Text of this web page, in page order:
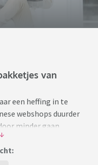
van
een heffing in te
webshops duurder
minder gaan
Nederlandse winkels